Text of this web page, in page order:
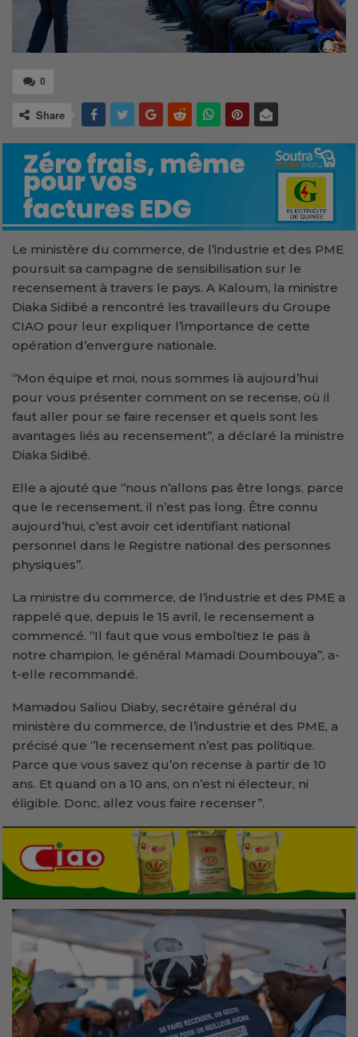
0
Share
Le ministère du commerce, de l’industrie et des PME
poursuit sa campagne de sensibilisation sur le
recensement à travers le pays. A Kaloum, la ministre
Diaka Sidibé a rencontré les travailleurs du Groupe
CIAO pour leur expliquer l’importance de cette
opération d’envergure nationale.
‘’Mon équipe et moi, nous sommes là aujourd’hui
pour vous présenter comment on se recense, où il
faut aller pour se faire recenser et quels sont les
avantages liés au recensement’’, a déclaré la ministre
Diaka Sidibé.
Elle a ajouté que ‘’nous n’allons pas être longs, parce
que le recensement, il n’est pas long. Être connu
aujourd’hui, c’est avoir cet identifiant national
personnel dans le Registre national des personnes
physiques’’.
La ministre du commerce, de l’industrie et des PME a
rappelé que, depuis le 15 avril, le recensement a
commencé. ‘’Il faut que vous emboîtiez le pas à
notre champion, le général Mamadi Doumbouya’’, a-
t-elle recommandé.
Mamadou Saliou Diaby, secrétaire général du
ministère du commerce, de l’industrie et des PME, a
précisé que ‘’le recensement n’est pas politique.
Parce que vous savez qu’on recense à partir de 10
ans. Et quand on a 10 ans, on n’est ni électeur, ni
éligible. Donc, allez vous faire recenser’’.